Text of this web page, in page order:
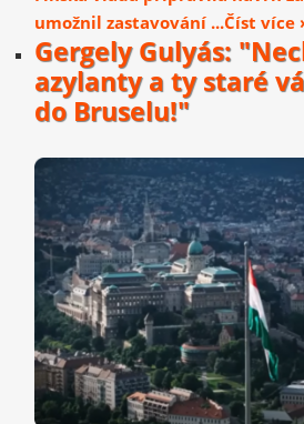
umožnil zastavování ...Číst více
Gergely Gulyás:
azylanty a ty staré
do Bruselu!"